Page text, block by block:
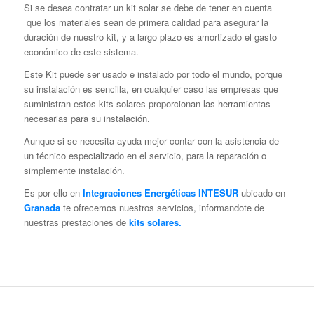
Si se desea contratar un kit solar se debe de tener en cuenta
que los materiales sean de primera calidad para asegurar la
duración de nuestro kit, y a largo plazo es amortizado el gasto
económico de este sistema.
Este Kit puede ser usado e instalado por todo el mundo, porque
su instalación es sencilla, en cualquier caso las empresas que
suministran estos kits solares proporcionan las herramientas
necesarias para su instalación.
Aunque si se necesita ayuda mejor contar con la asistencia de
un técnico especializado en el servicio, para la reparación o
simplemente instalación.
Es por ello en Integraciones Energéticas INTESURubicado en
Granadate ofrecemos nuestros servicios, informandote de
nuestras prestaciones dekits solares.